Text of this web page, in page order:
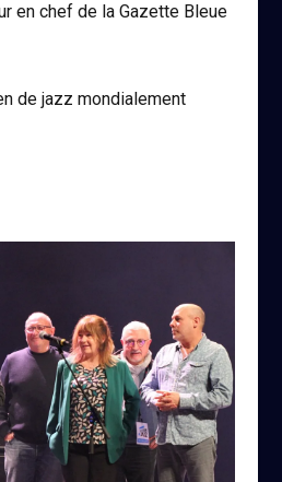
en chef de la Gazette Bleue
de jazz mondialement